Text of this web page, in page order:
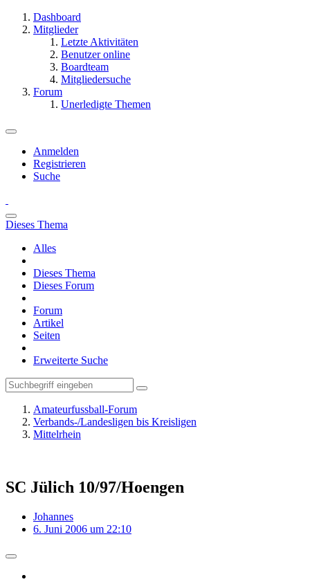
Dashboard
Mitglieder
Letzte Aktivitäten
Benutzer online
Boardteam
Mitgliedersuche
Forum
Unerledigte Themen
Anmelden
Registrieren
Suche
Dieses Thema
Alles
Dieses Thema
Dieses Forum
Forum
Artikel
Seiten
Erweiterte Suche
Amateurfussball-Forum
Verbands-/Landesligen bis Kreisligen
Mittelrhein
SC Jülich 10/97/Hoengen
Johannes
6. Juni 2006 um 22:10